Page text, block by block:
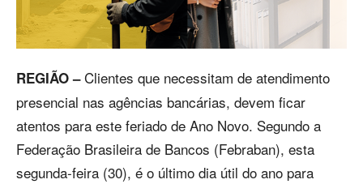
REGIÃO –Clientes que necessitam de atendimento
presencial nas agências bancárias, devem ficar
atentos para este feriado de Ano Novo. Segundo a
Federação Brasileira de Bancos (Febraban), esta
segunda-feira (30), é o último dia útil do ano para